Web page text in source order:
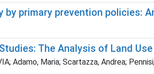
primary prevention policies:
The Analysis of Land
Adamo, Maria; Scartazza, Andrea;